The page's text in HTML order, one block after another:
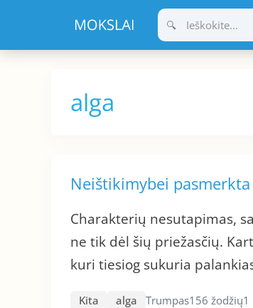
turinio
alga
Neištikimybei
Charakterių nesutapimas,
ne tik dėl šių priežasčių.
kuri tiesiog sukuria
Kita alga Trumpas156 žodžių1